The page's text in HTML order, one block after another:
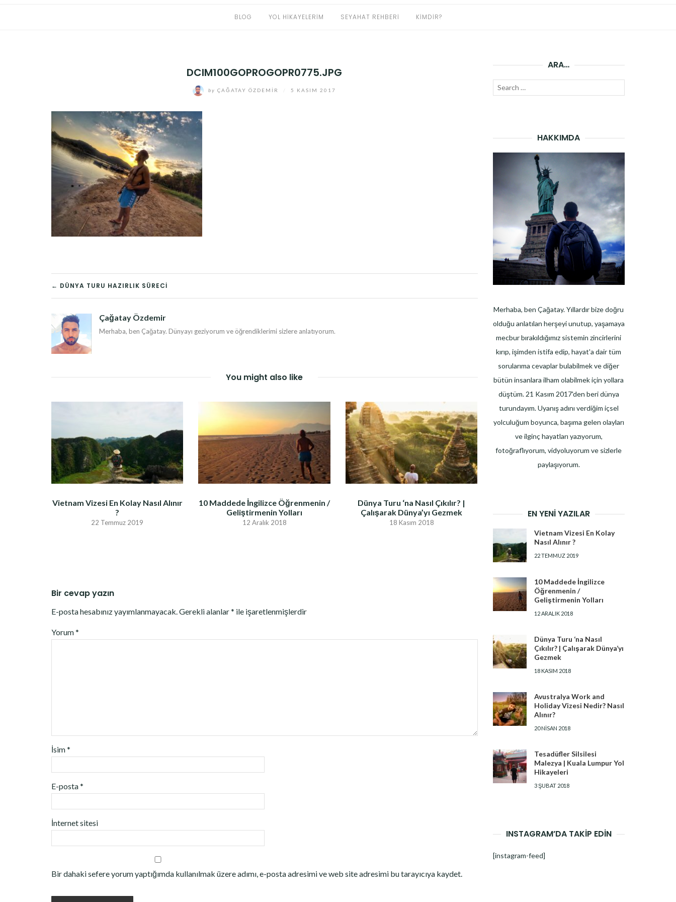
BLOG YOL HIKAYELERIM SEYAHAT REHBERI KIMDIR?
DCIM100GOPROGOPR0775.JPG
by ÇAĞATAY ÖZDEMIR 5 KASIM 2017
YAZI
DOLAŞIMI
← DÜNYA TURU HAZIRLIK SÜRECI
Çağatay Özdemir
Merhaba, ben Çağatay. Dünyayı geziyorum ve öğrendiklerimi sizlere anlatıyorum.
You might also like
Vietnam Vizesi En Kolay Nasıl Alınır
?
22 Temmuz 2019
10 Maddede İngilizce Öğrenmenin /
Geliştirmenin Yolları
12 Aralık 2018
Dünya Turu ‘na Nasıl Çıkılır? |
Çalışarak Dünya’yı Gezmek
18 Kasım 2018
Bir cevap yazın
E-posta hesabınız yayımlanmayacak.Gerekli alanlar* ile işaretlenmişlerdir
Yorum*
İsim*
E-posta*
İnternet sitesi
Bir dahaki sefere yorum yaptığımda kullanılmak üzere adımı, e-posta adresimi ve web site adresimi bu tarayıcıya kaydet.
ARA…
Search
HAKKIMDA
Merhaba, ben Çağatay. Yıllardır bize doğru
olduğu anlatılan herşeyi unutup, yaşamaya
mecbur bırakıldığımız sistemin zincirlerini
kırıp, işimden istifa edip, hayat'a dair tüm
sorularıma cevaplar bulabilmek ve diğer
bütün insanlara ilham olabilmek için yollara
düştüm. 21 Kasım 2017'den beri dünya
turundayım. Uyanış adını verdiğim içsel
yolculuğum boyunca, başıma gelen olayları
ve ilginç hayatları yazıyorum,
fotoğraflıyorum, vidyoluyorum ve sizlerle
paylaşıyorum.
EN YENI YAZILAR
Vietnam Vizesi En Kolay
Nasıl Alınır ?
22 TEMMUZ 2019
10 Maddede İngilizce
Öğrenmenin /
Geliştirmenin Yolları
12 ARALIK 2018
Dünya Turu ‘na Nasıl
Çıkılır? | Çalışarak Dünya’yı
Gezmek
18 KASIM 2018
Avustralya Work and
Holiday Vizesi Nedir? Nasıl
Alınır?
20 NISAN 2018
Tesadüfler Silsilesi
Malezya | Kuala Lumpur Yol
Hikayeleri
3 ŞUBAT 2018
INSTAGRAM’DA TAKİP EDİN
[instagram-feed]